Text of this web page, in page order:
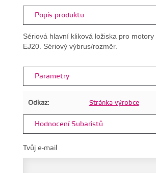
Popis produktu
Sériová hlavní kliková ložiska pro motory
EJ20. Sériový výbrus/rozměr.
Parametry
Odkaz: Stránka výrobce
Hodnocení Subaristů
Tvůj e-mail